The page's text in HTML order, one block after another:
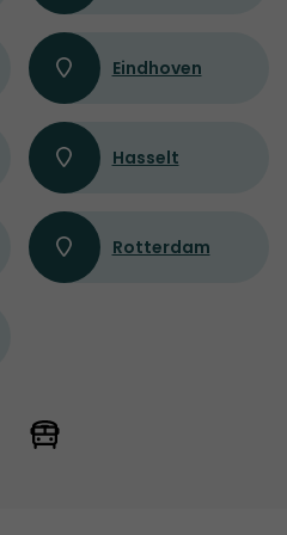
Eindhoven
Hasselt
Rotterdam